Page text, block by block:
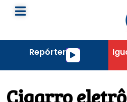
RepórterTocador
Cigarro